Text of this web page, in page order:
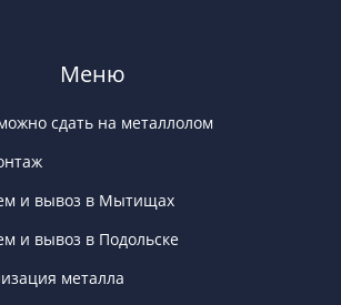
Меню
сдать на металлолом
и вывоз в Мытищах
и вывоз в Подольске
металла